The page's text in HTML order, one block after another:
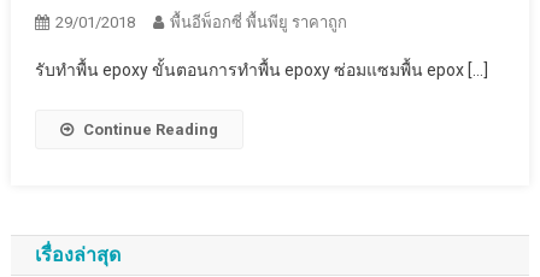
29/01/2018 พื้นอีพ็อกซี่ พื้นพียู ราคาถูก
รับทำพื้น epoxy ขั้นตอนการทำพื้น epoxy ซ่อมแซมพื้น epox […]
Continue Reading
เรื่องล่าสุด